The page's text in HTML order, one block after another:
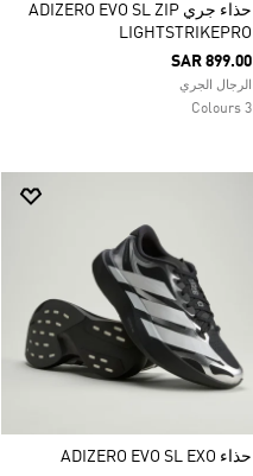
حذاء جري ADIZERO EVO SL ZIP
LIGHTSTRIKEPRO
SAR 899.00
الرجال الجري
3 Colours
حذاء ADIZERO EVO SL EXO